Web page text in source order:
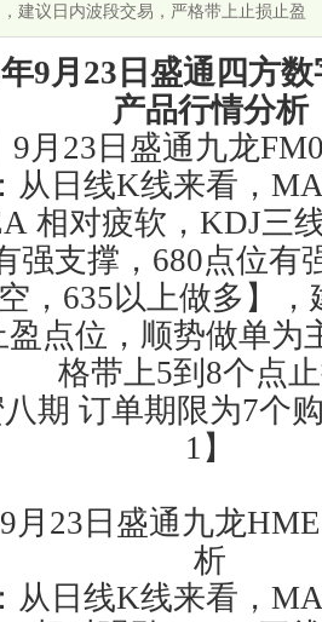
建议日内波段交易，严格带上止损止盈
9月 23 日盛通四方
产品行情分析
9月23日盛通九龙
从日线K线来看，
相对疲软，KDJ三
强支撑，680点位有
空，635以上做多】
点位，顺势做单为
格带上5到8个点
八期 订单期限为7个
1】
9月23日盛通九龙
析
从日线K线来看，